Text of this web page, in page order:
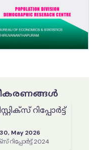
റിപ്പോർട്ട്
30, May 2026
റിപ്പോർട്ട് 2024